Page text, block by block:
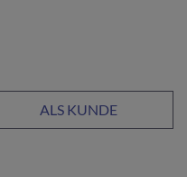
ALS KUNDE